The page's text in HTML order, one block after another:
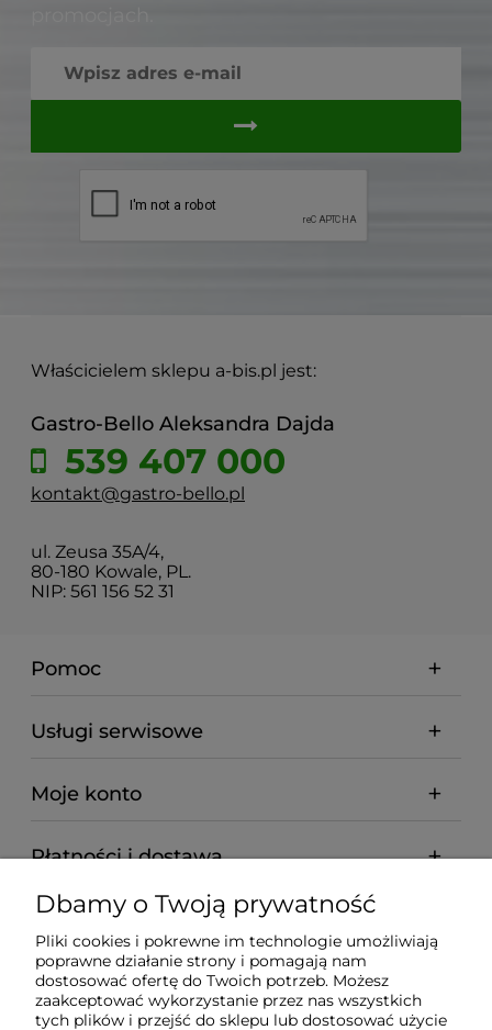
Właścicielem sklepu a-bis.pl jest:
Gastro-Bello Aleksandra Dajda
539 407 000
kontakt@gastro-bello.pl
ul. Zeusa 35A/4,
80-180 Kowale, PL.
NIP: 561 156 52 31
Pomoc
Usługi serwisowe
Moje konto
Płatności i dostawa
Informacje
O nas
Dbamy o Twoją prywatność
Pliki cookies i pokrewne im technologie umożliwiają
poprawne działanie strony i pomagają nam
dostosować ofertę do Twoich potrzeb. Możesz
zaakceptować wykorzystanie przez nas wszystkich
tych plików i przejść do sklepu lub dostosować użycie